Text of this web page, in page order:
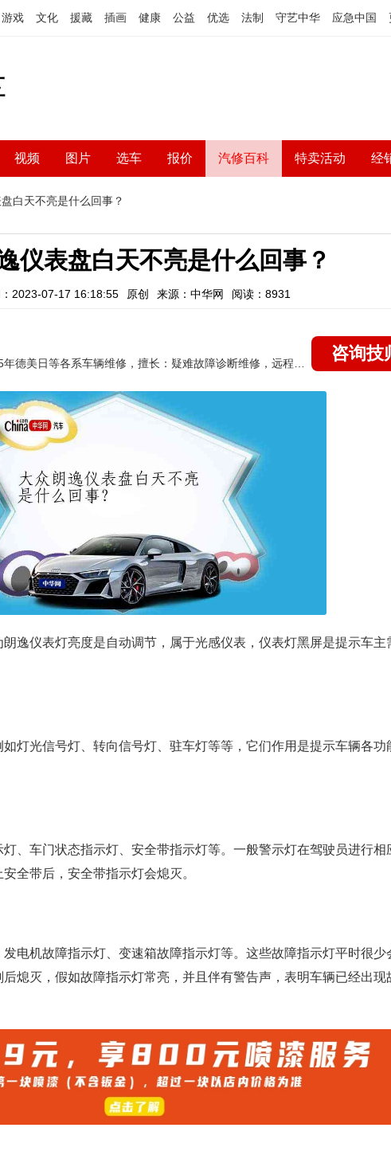
游戏 文化 援藏 插画 健康 公益 优选 法制 守艺中华 应急中国
视频 图片 选车 报价 汽修百科 特卖活动 经
白天不亮是什么回事？
仪表盘白天不亮是什么回事？
2023-07-17 16:18:55 原创 来源：中华网 阅读：8931
咨询技
逸仪表灯亮度是自动调节，属于光感仪表，仪表灯黑屏是提示车主
灯光信号灯、转向信号灯、驻车灯等等，它们作用是提示车辆各功
、车门状态指示灯、安全带指示灯等。一般警示灯在驾驶员进行相
全带后，安全带指示灯会熄灭。
电机故障指示灯、变速箱故障指示灯等。这些故障指示灯平时很少
熄灭，假如故障指示灯常亮，并且伴有警告声，表明车辆已经出现